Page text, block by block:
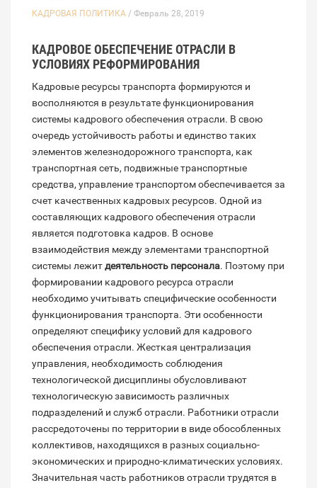
КАДРОВАЯ ПОЛИТИКА / Февраль 28, 2019
КАДРОВОЕ ОБЕСПЕЧЕНИЕ ОТРАСЛИ В
УСЛОВИЯХ РЕФОРМИРОВАНИЯ
Кадровые ресурсы транспорта формируются и
восполняются в результате функционирования
системы кадрового обеспечения отрасли. В свою
очередь устойчивость работы и единство таких
элементов железнодорожного транспорта, как
транспортная сеть, подвижные транспортные
средства, управление транспортом обеспечивается за
счет качественных кадровых ресурсов. Одной из
составляющих кадрового обеспечения отрасли
является подготовка кадров. В основе
взаимодействия между элементами транспортной
системы лежитдеятельность персонала. Поэтому при
формировании кадрового ресурса отрасли
необходимо учитывать специфические особенности
функционирования транспорта. Эти особенности
определяют специфику условий для кадрового
обеспечения отрасли. Жесткая централизация
управления, необходимость соблюдения
технологической дисциплины обусловливают
технологическую зависимость различных
подразделений и служб отрасли. Работники отрасли
рассредоточены по территории в виде обособленных
коллективов, находящихся в разных социально-
экономических и природно-климатических условиях.
Значительная часть работников отрасли трудятся в